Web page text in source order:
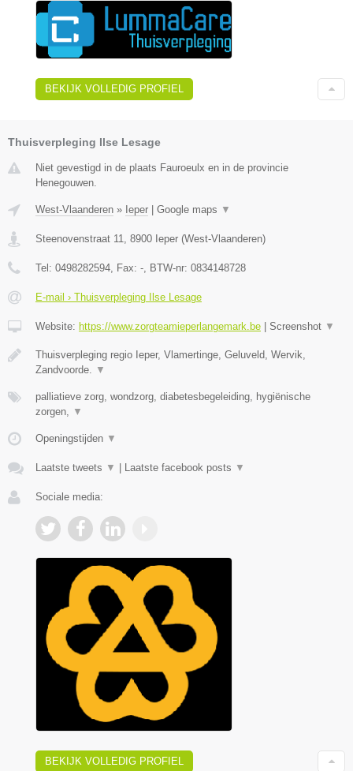
BEKIJK VOLLEDIG PROFIEL
Thuisverpleging Ilse Lesage
Niet gevestigd in de plaats Fauroeulx en in de provincie
Henegouwen.
West-Vlaanderen » Ieper Google maps ▼
Steenovenstraat 11, 8900 Ieper (West-Vlaanderen)
Tel: 0498282594, Fax: -, BTW-nr: 0834148728
E-mail › Thuisverpleging Ilse Lesage
Website: https://www.zorgteamieperlangemark.be Screenshot ▼
Thuisverpleging regio Ieper, Vlamertinge, Geluveld, Wervik,
Zandvoorde. ▼
palliatieve zorg, wondzorg, diabetesbegeleiding, hygiënische
zorgen, ▼
Openingstijden ▼
Laatste tweets ▼ Laatste facebook posts ▼
Sociale media:
BEKIJK VOLLEDIG PROFIEL